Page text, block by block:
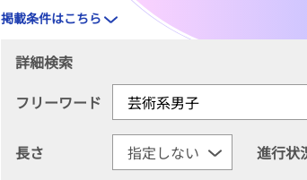
掲載条件はこちら
詳細検索
フリーワード
長さ
進行状